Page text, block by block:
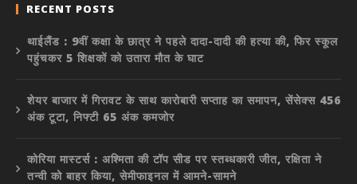
RECENT POSTS
थाईलैंड : 9वीं कक्षा के छात्र ने पहले दादा-दादी की हत्या की, फिर स्कूल
पहुंचकर 5 शिक्षकों को उतारा मौत के घाट
शेयर बाजार में गिरावट के साथ कारोबारी सप्ताह का समापन, सेंसेक्स 456
अंक टूटा, निफ्टी 65 अंक कमजोर
कोरिया मास्टर्स : अश्मिता की टॉप सीड पर स्तब्धकारी जीत, रक्षिता ने
तन्वी को बाहर किया, सेमीफाइनल में आमने-सामने